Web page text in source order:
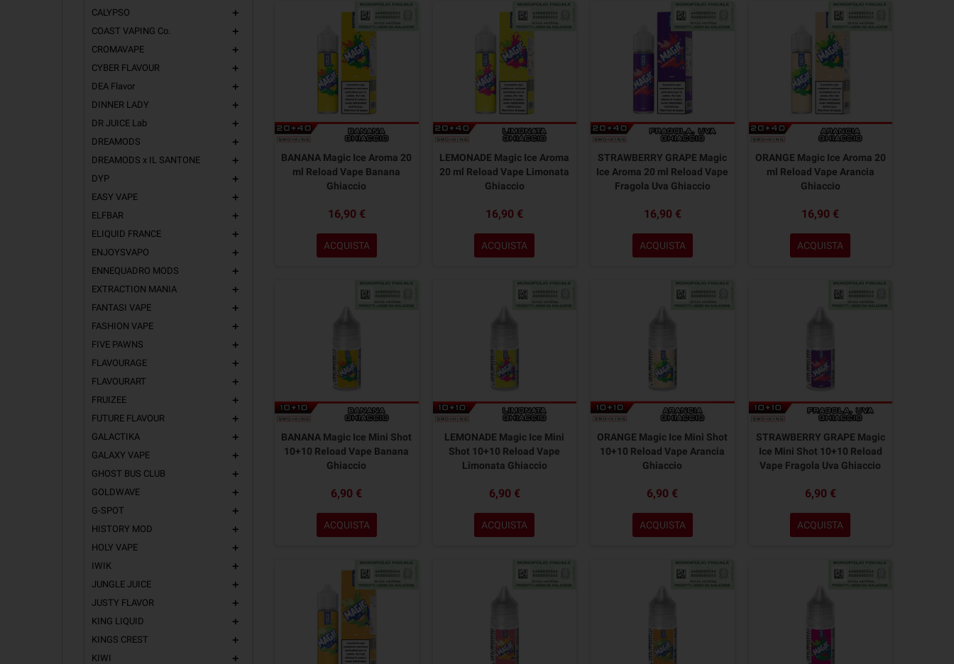
CALYPSO add
COAST VAPING Co. add
CROMAVAPE add
CYBER FLAVOUR add
DEA Flavor add
DINNER LADY add
DR JUICE Lab add
DREAMODS add
DREAMODS x IL SANTONE add
DYP add
EASY VAPE add
ELFBAR add
ELIQUID FRANCE add
ENJOYSVAPO add
ENNEQUADRO MODS add
EXTRACTION MANIA add
FANTASI VAPE add
FASHION VAPE add
FIVE PAWNS add
FLAVOURAGE add
FLAVOURART add
FRUIZEE add
FUTURE FLAVOUR add
GALACTIKA add
GALAXY VAPE add
GHOST BUS CLUB add
GOLDWAVE add
G-SPOT add
HISTORY MOD add
HOLY VAPE add
IWIK add
JUNGLE JUICE add
JUSTY FLAVOR add
KING LIQUID add
KINGS CREST add
KIWI add
BANANA Magic Ice Aroma 20
ml Reload Vape Banana
Ghiaccio
16,90 €
ACQUISTA
LEMONADE Magic Ice Aroma
20 ml Reload Vape Limonata
Ghiaccio
16,90 €
ACQUISTA
STRAWBERRY GRAPE Magic
Ice Aroma 20 ml Reload Vape
Fragola Uva Ghiaccio
16,90 €
ACQUISTA
ORANGE Magic Ice Aroma 20
ml Reload Vape Arancia
Ghiaccio
16,90 €
ACQUISTA
BANANA Magic Ice Mini Shot
10+10 Reload Vape Banana
Ghiaccio
6,90 €
ACQUISTA
LEMONADE Magic Ice Mini
Shot 10+10 Reload Vape
Limonata Ghiaccio
6,90 €
ACQUISTA
ORANGE Magic Ice Mini Shot
10+10 Reload Vape Arancia
Ghiaccio
6,90 €
ACQUISTA
STRAWBERRY GRAPE Magic
Ice Mini Shot 10+10 Reload
Vape Fragola Uva Ghiaccio
6,90 €
ACQUISTA